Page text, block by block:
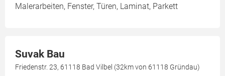
Malerarbeiten, Fenster, Türen, Laminat, Parkett
Suvak Bau
Friedenstr. 23, 61118 Bad Vilbel (32km von 61118 Gründau)